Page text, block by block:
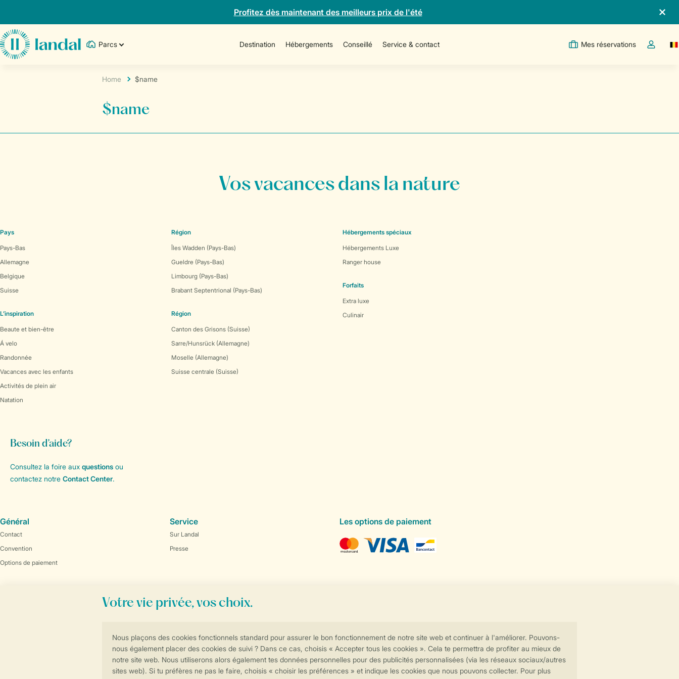
Profitez dès maintenant des meilleurs prix de l'été
Parcs Destination Hébergements Conseillé Service & contact Mes réservations
Toggle
Home $name
$name
Contrôle de votre vie privée
Vos vacances dans la nature
Pays
Pays-Bas
Allemagne
Belgique
Suisse
L’inspiration
Beaute et bien-être
Á velo
Randonnée
Vacances avec les enfants
Activités de plein air
Natation
Région
Îles Wadden (Pays-Bas)
Gueldre (Pays-Bas)
Limbourg (Pays-Bas)
Brabant Septentrional (Pays-Bas)
Région
Canton des Grisons (Suisse)
Sarre/Hunsrück (Allemagne)
Moselle (Allemagne)
Suisse centrale (Suisse)
Hébergements spéciaux
Hébergements Luxe
Ranger house
Forfaits
Extra luxe
Culinair
Besoin d’aide?
Consultez la foire aux questions ou
contactez notre Contact Center.
Général
Contact
Convention
Options de paiement
Service
Sur Landal
Presse
Les options de paiement